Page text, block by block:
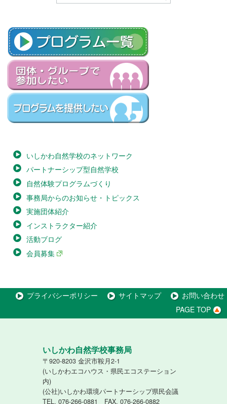
いしかわ自然学校のネットワーク
パートナーシップ型自然学校
自然体験プログラムづくり
事務局からのお知らせ・トピックス
実施団体紹介
インストラクター紹介
活動ブログ
会員募集
プライバシーポリシー サイトマップ
お問い合わせ
PAGE TOP
いしかわ自然学校事務局
〒920-8203 金沢市鞍月2-1
(いしかわエコハウス・県民エコステーション
内)
(公社)いしかわ環境パートナーシップ県民会議
TEL. 076-266-0881 FAX. 076-266-0882